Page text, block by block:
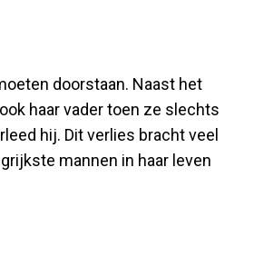
doorstaan. Naast het
haar vader toen ze slechts
hij. Dit verlies bracht veel
mannen in haar leven